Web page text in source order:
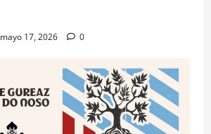
mayo 17, 2026 0